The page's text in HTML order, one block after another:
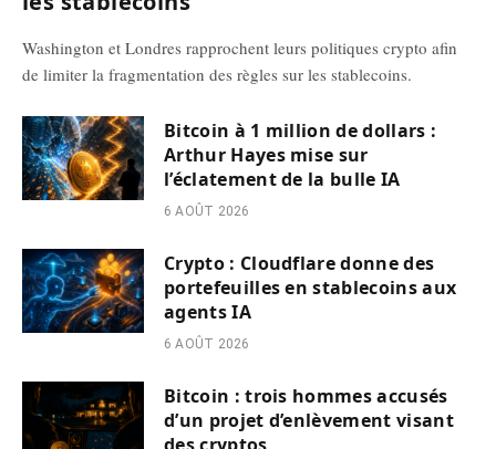
Washington et Londres rapprochent leurs politiques crypto afin
de limiter la fragmentation des règles sur les stablecoins.
Bitcoin à 1 million de dollars :
Arthur Hayes mise sur
l’éclatement de la bulle IA
6 AOÛT 2026
Crypto : Cloudflare donne des
portefeuilles en stablecoins aux
agents IA
6 AOÛT 2026
Bitcoin : trois hommes accusés
d’un projet d’enlèvement visant